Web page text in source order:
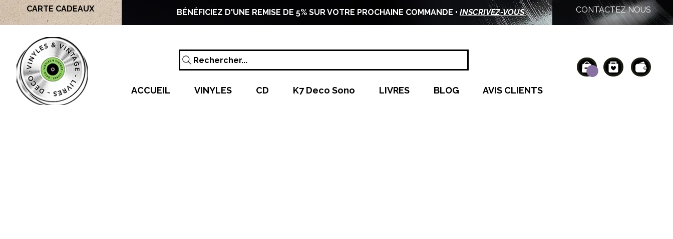
CARTE CADEAUX BÉNÉFICIEZ D'UNE REMISE DE 5% SUR VOTRE PROCHAINE COMMANDE •INSCRIVEZ-VOUS CONTACTEZ NOUS
Rechercher...
ACCUEIL VINYLES CD K7 Deco Sono LIVRES BLOG AVIS CLIENTS